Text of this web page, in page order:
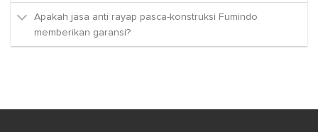
Apakah jasa anti rayap pasca-konstruksi Fumindo
memberikan garansi?